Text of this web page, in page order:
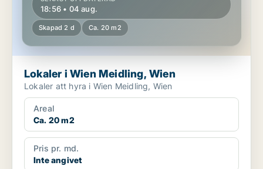
18:56 • 04 aug.
Skapad 2 d Ca. 20 m2
Lokaler i Wien Meidling, Wien
Lokaler att hyra i Wien Meidling, Wien
Areal
Ca. 20 m2
Pris pr. md.
Inte angivet